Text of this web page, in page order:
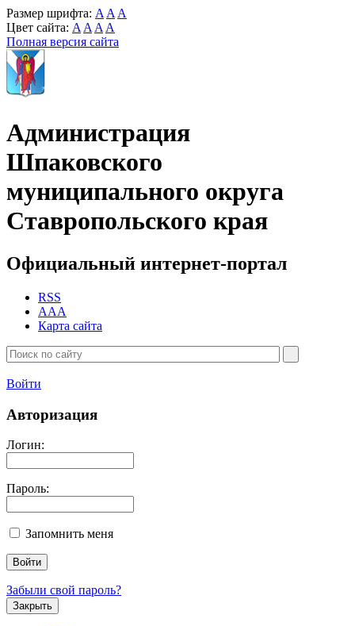
Размер шрифта: A A A
Цвет сайта: A A A A
Полная версия сайта
Администрация
Шпаковского
муниципального округа
Ставропольского края
Официальный интернет-портал
RSS
AAA
Карта сайта
Войти
Авторизация
Логин:
Пароль:
Запомнить меня
Забыли свой пароль?
Закрыть